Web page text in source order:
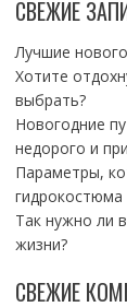
СВЕЖИЕ
Лучшие
Хотите
выбрать?
Новогодние
недорого и
Параметры,
гидрокостюма
Так нужно ли
жизни?
СВЕЖИЕ